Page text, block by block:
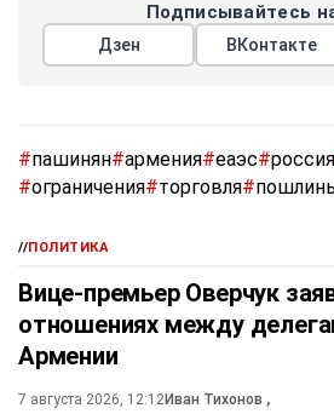
Подписывайтесь
Дзен ВКонтакте
#пашинян#армения#еаэс#россия
#ограничения#торговля#
//ПОЛИТИКА
Вице-премьер Оверчук
отношениях между
Армении
7 августа 2026, 12:12Иван Тихонов ,